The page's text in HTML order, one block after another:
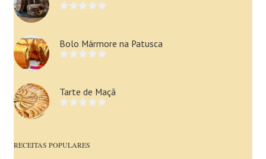
Bolo Mármore na Patusca
Tarte de Maçã
RECEITAS POPULARES